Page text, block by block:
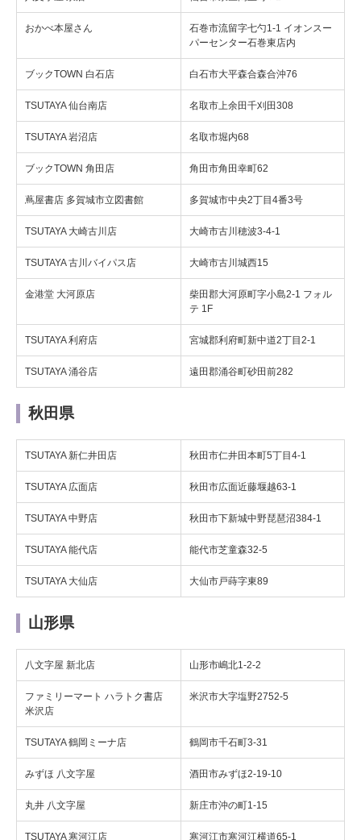
おかべ本屋さん
石巻市流留字七勺1-1 イオンスー
パーセンター石巻東店内
ブックTOWN 白石店 白石市大平森合森合沖76
TSUTAYA 仙台南店 名取市上余田千刈田308
TSUTAYA 岩沼店 名取市堀内68
ブックTOWN 角田店 角田市角田幸町62
蔦屋書店 多賀城市立図書館 多賀城市中央2丁目4番3号
TSUTAYA 大崎古川店 大崎市古川穂波3-4-1
TSUTAYA 古川バイパス店 大崎市古川城西15
金港堂 大河原店
柴田郡大河原町字小島2-1 フォル
テ 1F
TSUTAYA 利府店 宮城郡利府町新中道2丁目2-1
TSUTAYA 涌谷店 遠田郡涌谷町砂田前282
秋田県
TSUTAYA 新仁井田店 秋田市仁井田本町5丁目4-1
TSUTAYA 広面店 秋田市広面近藤堰越63-1
TSUTAYA 中野店 秋田市下新城中野琵琶沼384-1
TSUTAYA 能代店 能代市芝童森32-5
TSUTAYA 大仙店 大仙市戸蒔字東89
山形県
八文字屋 新北店 山形市嶋北1-2-2
ファミリーマート ハラトク書店
米沢店
米沢市大字塩野2752-5
TSUTAYA 鶴岡ミーナ店 鶴岡市千石町3-31
みずほ 八文字屋 酒田市みずほ2-19-10
丸井 八文字屋 新庄市沖の町1-15
TSUTAYA 寒河江店 寒河江市寒河江横道65-1